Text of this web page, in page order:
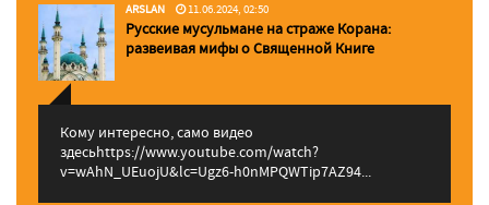
ARSLAN 11.06.2024, 02:50
Русские мусульмане на страже Корана:
pазвеивая мифы о Священной Книге
Кому интересно, само видео
здесьhttps://www.youtube.com/watch?
v=wAhN_UEuojU&lc=Ugz6-h0nMPQWTip7AZ94...